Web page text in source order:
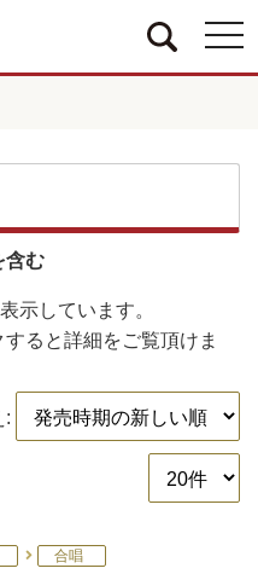
含む
示しています。
ると詳細をご覧頂けま
:
合唱